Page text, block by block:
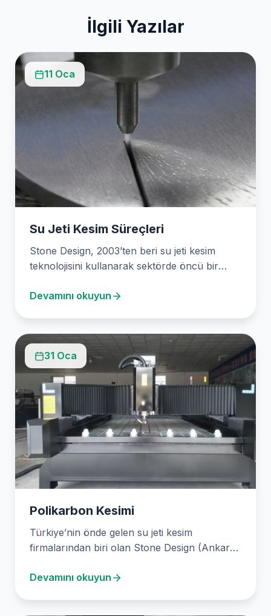
İlgili Yazılar
11 Oca
Su Jeti Kesim Süreçleri
Stone Design, 2003’ten beri su jeti kesim
teknolojisini kullanarak sektörde öncü bir
Devamını okuyun
31 Oca
Polikarbon Kesimi
Türkiye’nin önde gelen su jeti kesim
firmalarından biri olan Stone Design (Ankara
Devamını okuyun